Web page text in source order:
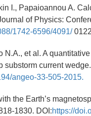
I., Papaioannou A.
of Physics:
1742-6596/4091/
N.A., et al. A
current
angeo-33-505-2015.
the Earth’s
1830. DOI:https://